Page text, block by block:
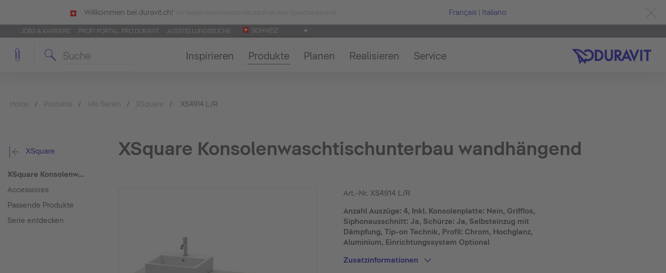
Willkommen bei duravit.ch! Français | Italiano
JOBS & KARRIERE PROFI PORTAL: PRO.DURAVIT AUSSTELLUNGSSUCHE SCHWEIZ
Inspirieren Produkte Planen Realisieren Service
Home Produkte Alle Serien XSquare XS4914 L/R
XSquare
XSquare Konsolenwaschtischunterbau wandhängend
Accessoires
Passende Produkte
Serie entdecken
XSquare Konsolenwaschtischunterbau wandhängend
Art.-Nr. XS4914 L/R
Anzahl Auszüge: 4, Inkl. Konsolenplatte: Nein, Grifflos,
Siphonausschnitt: Ja, Schürze: Ja, Selbsteinzug mit
Dämpfung, Tip-on Technik, Profil: Chrom, Hochglanz,
Aluminium, Einrichtungssystem Optional
Zusatzinformationen